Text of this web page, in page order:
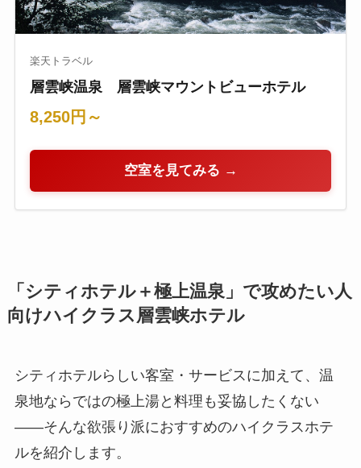
楽天トラベル
層雲峡温泉 層雲峡マウントビューホテル
8,250円～
空室を見てみる →
「シティホテル＋極上温泉」で攻めたい人
向けハイクラス層雲峡ホテル
シティホテルらしい客室・サービスに加えて、温
泉地ならではの極上湯と料理も妥協したくない
——そんな欲張り派におすすめのハイクラスホテ
ルを紹介します。